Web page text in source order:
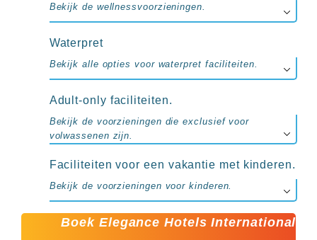
Bekijk de wellnessvoorzieningen.
Waterpret
Bekijk alle opties voor waterpret faciliteiten.
Adult-only faciliteiten.
Bekijk de voorzieningen die exclusief voor
volwassenen zijn.
Faciliteiten voor een vakantie met kinderen.
Bekijk de voorzieningen voor kinderen.
Boek Elegance Hotels International